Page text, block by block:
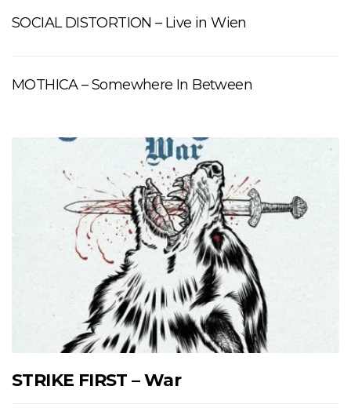
SOCIAL DISTORTION – Live in Wien
MOTHICA – Somewhere In Between
STRIKE FIRST – War